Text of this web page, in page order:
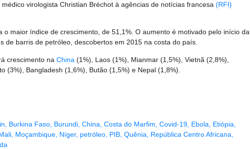
virologista Christian Bréchot à agências de notícias francesa (RFI)
o maior índice de crescimento, de 51,1%. O aumento é motivado pelo início da
de barris de petróleo, descobertos em 2015 na costa do país.
crescimento na China (1%), Laos (1%), Mianmar (1,5%), Vietnã (2,8%),
(3%), Bangladesh (1,6%), Butão (1,5%) e Nepal (1,8%).
Burkina Faso Burundi China Costa do Marfim Covid-19 Ebola Etiópia
Moçambique Níger, petróleo PIB Quênia República Centro Africana